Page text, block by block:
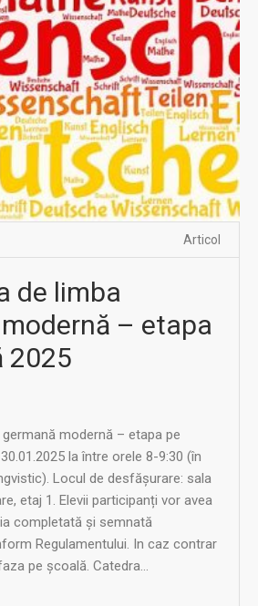
Articol
de limba
– etapa
2025
modernă – etapa pe
la între orele 8-9:30 (în
Locul de desfășurare: sala
etaj 1. Elevii participanți vor avea
completată și semnată
Regulamentului. In caz contrar
pe școală. Catedra...